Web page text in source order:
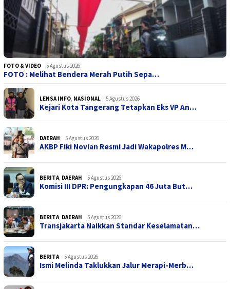
FOTO & VIDEO 5 Agustus 2026
FOTO : Melihat Bendera Merah Putih Sepa…
LENSA INFO, NASIONAL 5 Agustus 2026
Kejari Kota Tangerang Tetapkan Eks VP An…
DAERAH 5 Agustus 2026
AKBP Fiki Novian Resmi Jadi Wakapolres M…
BERITA, DAERAH 5 Agustus 2026
Komisi III DPR: Pengungkapan 46 Juta But…
BERITA, DAERAH 5 Agustus 2026
Transjakarta Naikkan Standar Keselamatan…
BERITA 5 Agustus 2026
Ismi Melinda Taklukkan Jalur Merapi-Merb…